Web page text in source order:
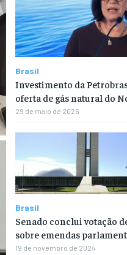
Brasil
Investimento da
oferta de gás natural do
29 de maio de 2026
Brasil
Senado conclui votação
sobre emendas
19 de novembro de 2024